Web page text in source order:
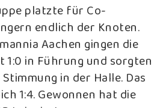
platzte für Co-
endlich der Knoten.
Aachen gingen die
1:0 in Führung und sorgten
in der Halle. Das
1:4. Gewonnen hat die